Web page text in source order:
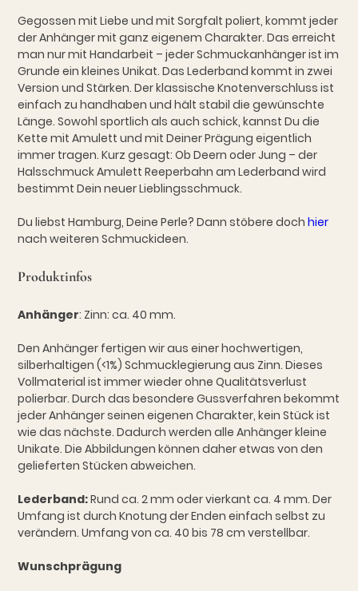
Gegossen mit Liebe und mit Sorgfalt poliert, kommt jeder
der Anhänger mit ganz eigenem Charakter. Das erreicht
man nur mit Handarbeit – jeder Schmuckanhänger ist im
Grunde ein kleines Unikat. Das Lederband kommt in zwei
Version und Stärken. Der klassische Knotenverschluss ist
einfach zu handhaben und hält stabil die gewünschte
Länge. Sowohl sportlich als auch schick, kannst Du die
Kette mit Amulett und mit Deiner Prägung eigentlich
immer tragen. Kurz gesagt: Ob Deern oder Jung – der
Halsschmuck Amulett Reeperbahn am Lederband wird
bestimmt Dein neuer Lieblingsschmuck.
Du liebst Hamburg, Deine Perle? Dann stöbere dochhier
nach weiteren Schmuckideen.
Produktinfos
Anhänger: Zinn: ca. 40 mm.
Den Anhänger fertigen wir aus einer hochwertigen,
silberhaltigen (<1%) Schmucklegierung aus Zinn. Dieses
Vollmaterial ist immer wieder ohne Qualitätsverlust
polierbar. Durch das besondere Gussverfahren bekommt
jeder Anhänger seinen eigenen Charakter, kein Stück ist
wie das nächste. Dadurch werden alle Anhänger kleine
Unikate. Die Abbildungen können daher etwas von den
gelieferten Stücken abweichen.
Lederband:Rund ca. 2 mm oder vierkant ca. 4 mm. Der
Umfang ist durch Knotung der Enden einfach selbst zu
verändern. Umfang von ca. 40 bis 78 cm verstellbar.
Wunschprägung